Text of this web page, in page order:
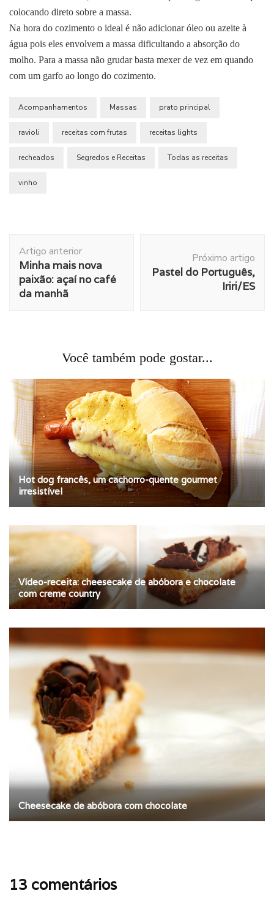
colocando direto sobre a massa.
Na hora do cozimento o ideal é não adicionar óleo ou azeite à
água pois eles envolvem a massa dificultando a absorção do
molho. Para a massa não grudar basta mexer de vez em quando
com um garfo ao longo do cozimento.
Acompanhamentos Massas prato principal
ravioli receitas com frutas receitas lights
recheados Segredos e Receitas Todas as receitas
vinho
de
post
Artigo anterior
Minha mais nova
paixão: açaí no café
da manhã
Próximo artigo
Pastel do Português,
Iriri/ES
Você também pode gostar...
Hot dog francês, um cachorro-quente gourmet
irresistível
Vídeo-receita: cheesecake de abóbora e chocolate
com creme country
Cheesecake de abóbora com chocolate
13 comentários